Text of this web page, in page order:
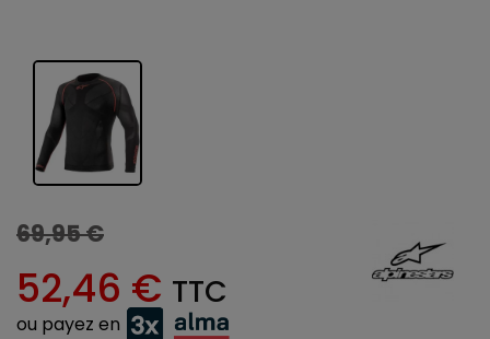
69,95 €
52,46 € TTC
ou payez en